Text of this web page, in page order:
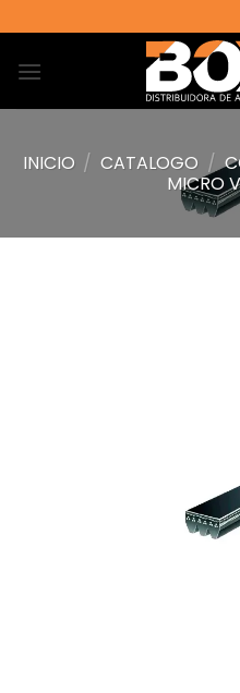
al
contenido
INICIO / CATALOGO /
MICRO